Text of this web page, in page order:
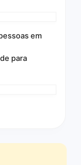
em
para